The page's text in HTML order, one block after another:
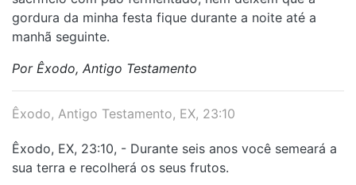
gordura da minha festa fique durante a noite até a
manhã seguinte.
Por Êxodo, Antigo Testamento
Êxodo, Antigo Testamento, EX, 23:10
Êxodo, EX, 23:10, - Durante seis anos você semeará a
sua terra e recolherá os seus frutos.